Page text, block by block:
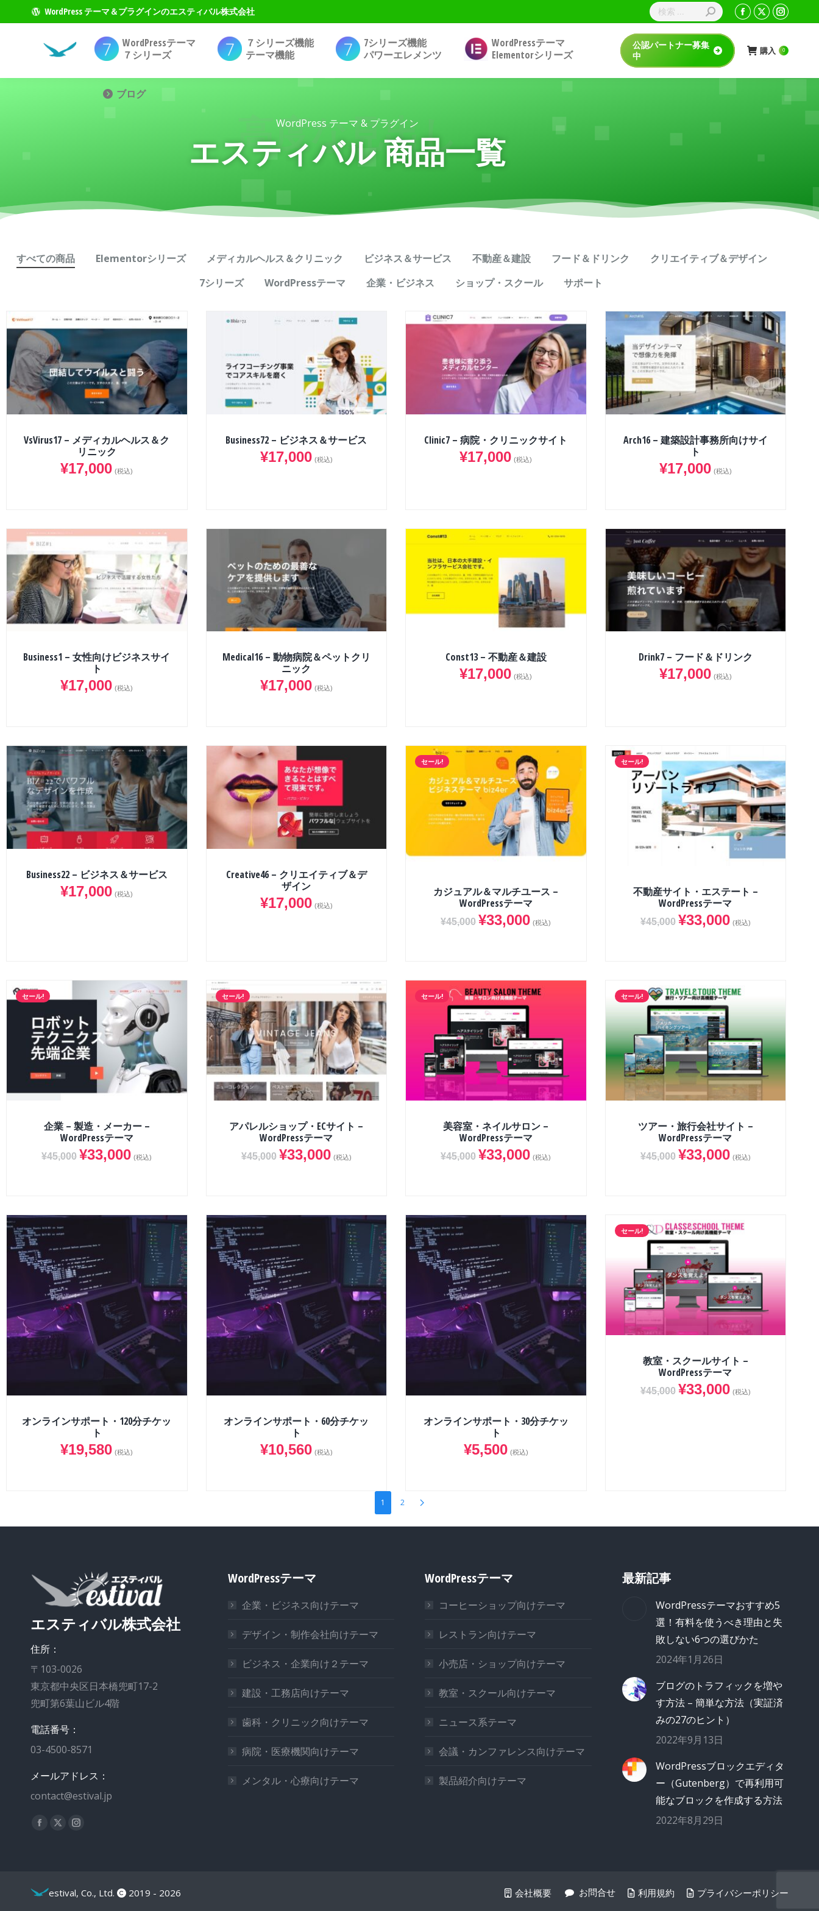
WordPress テーマ＆プラグインのエスティバル株式会社
WordPressテーマ
７シリーズ
７シリーズ機能
テーマ機能
7シリーズ機能
パワーエレメンツ
WordPressテーマ
Elementorシリーズ
ブログ
公認パートナー募集
中
購入 0
高度な見出し
WordPress テーマ & プラグイン
エスティバル 商品一覧
すべての商品 Elementorシリーズ メディカルヘルス＆クリニック ビジネス＆サービス 不動産＆建設 フード＆ドリンク
クリエイティブ＆デザイン
7シリーズ
WordPressテーマ 企業・ビジネス ショップ・スクール サポート
VsVirus17 – メディカルヘルス＆ク
リニック
¥17,000 (税込)
Business72 – ビジネス＆サービス
¥17,000 (税込)
Clinic7 – 病院・クリニックサイト
¥17,000 (税込)
Arch16 – 建築設計事務所向けサイ
ト
¥17,000 (税込)
Business1 – 女性向けビジネスサイ
ト
¥17,000 (税込)
Medical16 – 動物病院＆ペットクリ
ニック
¥17,000 (税込)
Const13 – 不動産＆建設
¥17,000 (税込)
Drink7 – フード＆ドリンク
¥17,000 (税込)
Business22 – ビジネス＆サービス
¥17,000 (税込)
Creative46 – クリエイティブ＆デ
ザイン
¥17,000 (税込)
セール!
カジュアル＆マルチユース –
WordPressテーマ
¥45,000 ¥33,000 (税込)
セール!
不動産サイト・エステート –
WordPressテーマ
¥45,000 ¥33,000 (税込)
セール!
企業 – 製造・メーカー –
WordPressテーマ
¥45,000 ¥33,000 (税込)
セール!
アパレルショップ・ECサイト –
WordPressテーマ
¥45,000 ¥33,000 (税込)
セール!
美容室・ネイルサロン –
WordPressテーマ
¥45,000 ¥33,000 (税込)
セール!
ツアー・旅行会社サイト –
WordPressテーマ
¥45,000 ¥33,000 (税込)
オンラインサポート・120分チケッ
ト
¥19,580 (税込)
オンラインサポート・60分チケッ
ト
¥10,560 (税込)
オンラインサポート・30分チケッ
ト
¥5,500 (税込)
セール!
教室・スクールサイト –
WordPressテーマ
¥45,000 ¥33,000 (税込)
1 2
エスティバル株式会社
住所：
〒103-0026
東京都中央区日本橋兜町17-2
兜町第6葉山ビル4階
電話番号：
03-4500-8571
メールアドレス：
contact@estival.jp
私達を見つけてください：
WordPressテーマ
企業・ビジネス向けテーマ
デザイン・制作会社向けテーマ
ビジネス・企業向け２テーマ
建設・工務店向けテーマ
歯科・クリニック向けテーマ
病院・医療機関向けテーマ
メンタル・心療向けテーマ
WordPressテーマ
コーヒーショップ向けテーマ
レストラン向けテーマ
小売店・ショップ向けテーマ
教室・スクール向けテーマ
ニュース系テーマ
会議・カンファレンス向けテーマ
製品紹介向けテーマ
最新記事
WordPressテーマおすすめ5
選！有料を使うべき理由と失
敗しない6つの選びかた
2024年1月26日
ブログのトラフィックを増や
す方法 – 簡単な方法（実証済
みの27のヒント）
2022年9月13日
WordPressブロックエディタ
ー（Gutenberg）で再利用可
能なブロックを作成する方法
2022年8月29日
estival, Co., Ltd. 2019 - 2026 会社概要 お問合せ 利用規約 プライバシーポリシー